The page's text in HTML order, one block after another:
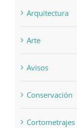
Arquitectura
Arte
Avisos
Conservación
Cortometrajes